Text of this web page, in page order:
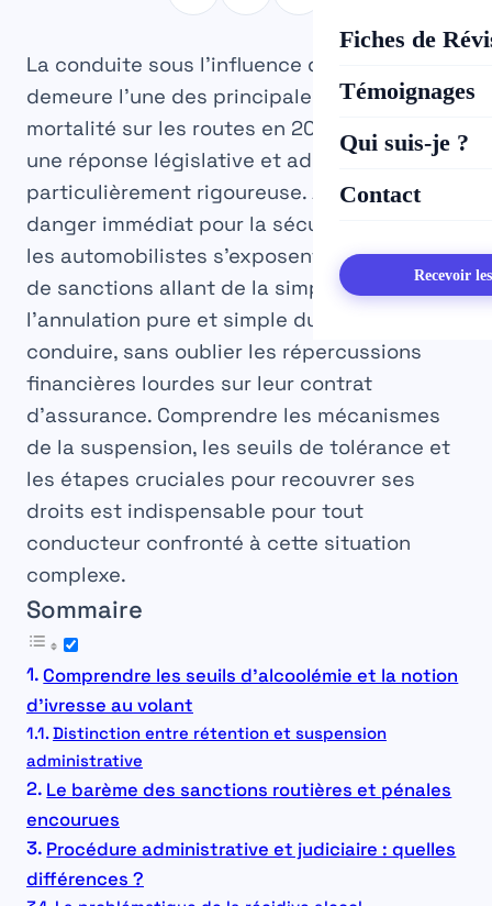
Fiches de
Témoignages
Qui suis-je ?
Contact
Recevoir
La conduite sous l’influence de l’alcool
demeure l’une des principales causes de
mortalité sur les routes en 2026, entraînant
une réponse législative et administrative
particulièrement rigoureuse. Au-delà du
danger immédiat pour la sécurité routière,
les automobilistes s’exposent à un arsenal
de sanctions allant de la simple amende à
l’annulation pure et simple du permis de
conduire, sans oublier les répercussions
financières lourdes sur leur contrat
d’assurance. Comprendre les mécanismes
de la suspension, les seuils de tolérance et
les étapes cruciales pour recouvrer ses
droits est indispensable pour tout
conducteur confronté à cette situation
complexe.
Sommaire
Comprendre les seuils d’alcoolémie et la notion
d’ivresse au volant
Distinction entre rétention et suspension
administrative
Le barème des sanctions routières et pénales
encourues
Procédure administrative et judiciaire : quelles
différences ?